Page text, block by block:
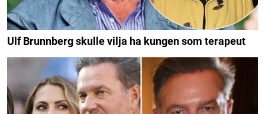
Ulf Brunnberg skulle vilja ha kungen som terapeut